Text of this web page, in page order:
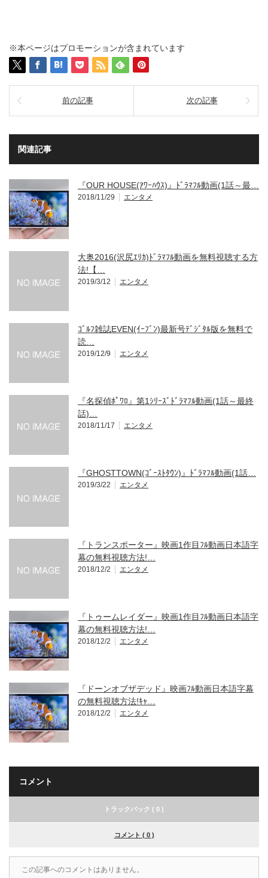
※本ページはプロモーションが含まれています
前の記事 次の記事
関連記事
『OUR HOUSE(ｱﾜｰﾊｳｽ)』ﾄﾞﾗﾏﾌﾙ動画(1話～最…
2018/11/29 エンタメ
大奥2016(沢尻ｴﾘｶ)ﾄﾞﾗﾏﾌﾙ動画を無料視聴する方
法!【…
2019/3/12 エンタメ
ｺﾞﾙﾌ雑誌EVEN(ｲｰﾌﾞﾝ)最新号ﾃﾞｼﾞﾀﾙ版を無料で
読…
2019/12/9 エンタメ
『名探偵ﾎﾟﾜﾛ』第1ｼﾘｰｽﾞﾄﾞﾗﾏﾌﾙ動画(1話～最終
話)…
2018/11/17 エンタメ
『GHOSTTOWN(ｺﾞｰｽﾄﾀｳﾝ)』ﾄﾞﾗﾏﾌﾙ動画(1話…
2019/3/22 エンタメ
『トランスポーター』映画1作目ﾌﾙ動画日本語字
幕の無料視聴方法!…
2018/12/2 エンタメ
『トゥームレイダー』映画1作目ﾌﾙ動画日本語字
幕の無料視聴方法!…
2018/12/2 エンタメ
『ドーンオブザデッド』映画ﾌﾙ動画日本語字幕
の無料視聴方法!ｷｬ…
2018/12/2 エンタメ
コメント
トラックバック ( 0 )
コメント ( 0 )
この記事へのコメントはありません。